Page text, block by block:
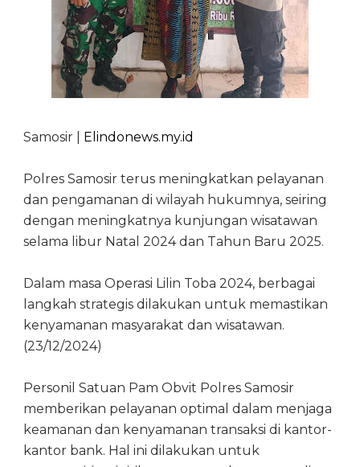
Samosir | Elindonews.my.id
Polres Samosir terus meningkatkan pelayanan
dan pengamanan di wilayah hukumnya, seiring
dengan meningkatnya kunjungan wisatawan
selama libur Natal 2024 dan Tahun Baru 2025.
Dalam masa Operasi Lilin Toba 2024, berbagai
langkah strategis dilakukan untuk memastikan
kenyamanan masyarakat dan wisatawan.
(23/12/2024)
Personil Satuan Pam Obvit Polres Samosir
memberikan pelayanan optimal dalam menjaga
keamanan dan kenyamanan transaksi di kantor-
kantor bank. Hal ini dilakukan untuk